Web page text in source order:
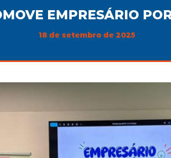
EMPRESÁRIO
18 de setembro de 2025